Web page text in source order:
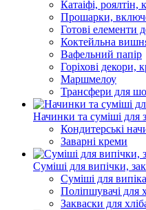
Катаіфі, роялтін,
Прошарки,
Готові елементи
Коктейльна
Вафельний папір
Горіхові декори,
Маршмелоу
Трансфери для
Начинки та суміші для
Кондитерські
Заварні креми
Суміші для випічки,
Суміші для
Поліпшувачі для
Закваски для